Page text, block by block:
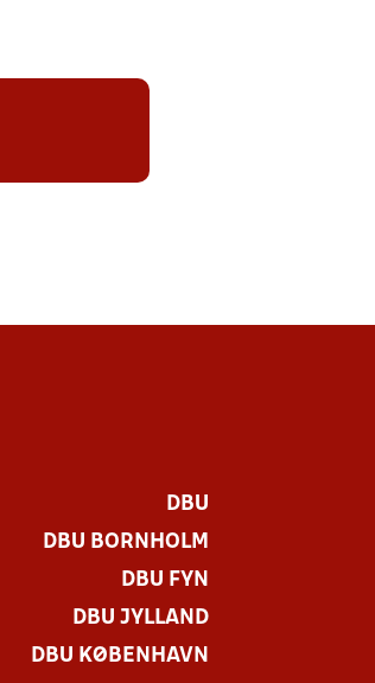
DBU
DBU BORNHOLM
DBU FYN
DBU JYLLAND
DBU KØBENHAVN